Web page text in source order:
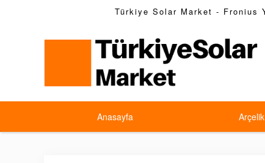
Türkiye Solar Market -
Anasayfa